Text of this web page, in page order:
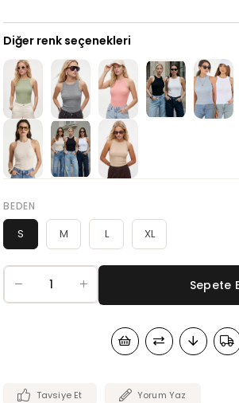
Diğer renk seçenekleri
BEDEN
S M L XL
Tavsiye Et Yorum Yaz